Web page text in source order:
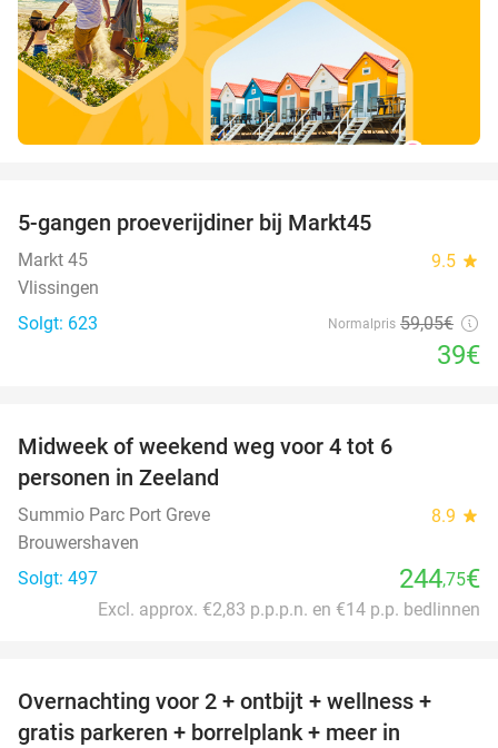
5-gangen proeverijdiner bij Markt45
Markt 45 9.5 star
Vlissingen
Solgt: 623
Normalpris 59,05€
39€
Midweek of weekend weg voor 4 tot 6
personen in Zeeland
Summio Parc Port Greve 8.9 star
Brouwershaven
Solgt: 497
244,75€
Excl. approx. €2,83 p.p.p.n. en €14 p.p. bedlinnen
33%
Overnachting voor 2 + ontbijt + wellness +
gratis parkeren + borrelplank + meer in